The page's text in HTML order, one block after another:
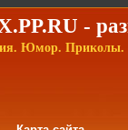
-
Юмор. Приколы.